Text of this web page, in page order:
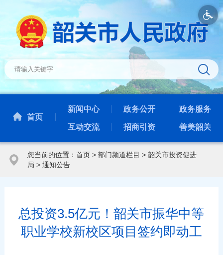
首页
新闻中心 政务公开 政务服务
互动交流 招商引资 善美韶关
您当前的位置： 首页> 部门频道栏目 > 韶关市投资促进
局 > 通知公告
总投资3.5亿元！韶关市振华中等
职业学校新校区项目签约即动工